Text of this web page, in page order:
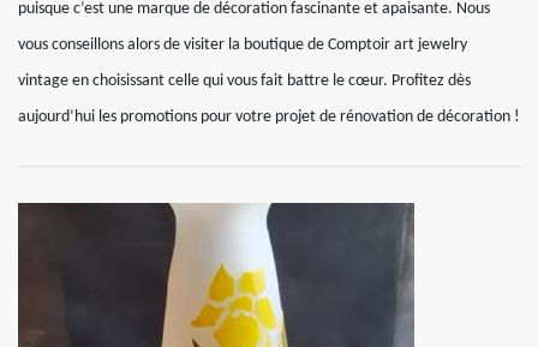
puisque c’est une marque de décoration fascinante et apaisante. Nous
vous conseillons alors de visiter la boutique de Comptoir art jewelry
vintage en choisissant celle qui vous fait battre le cœur. Profitez dès
aujourd’hui les promotions pour votre projet de rénovation de décoration !